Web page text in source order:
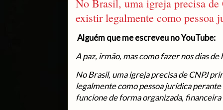
No Brasil, uma igreja precisa
existir legalmente como pessoa
Alguém que me escreveu no YouTube:
A paz, irmão, mas como fazer nos dias de
No Brasil, uma igreja precisa de CNPJ
legalmente como pessoa jurídica
funcione de forma organizada,